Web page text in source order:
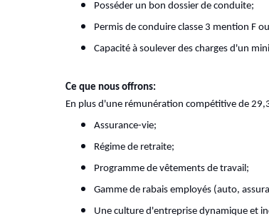
Posséder un bon dossier de conduite;
Permis de conduire classe 3 mention F
Capacité à soulever des charges d'un
Ce que nous offrons:
En plus d'une rémunération compétitive de
Assurance-vie;
Régime de retraite;
Programme de vêtements de travail;
Gamme de rabais employés (auto,
Une culture d'entreprise dynamique et